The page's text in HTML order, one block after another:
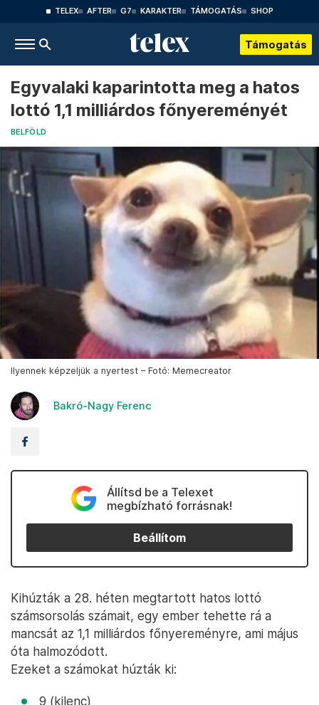
TELEX AFTER G7 KARAKTER TÁMOGATÁS SHOP
Támogatás
Egyvalaki kaparintotta meg a hatos
lottó 1,1 milliárdos főnyereményét
BELFÖLD
Ilyennek képzeljük a nyertest – Fotó: Memecreator
Bakró-Nagy Ferenc
Állítsd be a Telexet
megbízható forrásnak!
Beállítom
Kihúzták a 28. héten megtartott hatos lottó
számsorsolás számait, egy ember tehette rá a
mancsát az 1,1 milliárdos főnyereményre, ami május
óta halmozódott.
Ezeket a számokat húzták ki:
9 (kilenc)